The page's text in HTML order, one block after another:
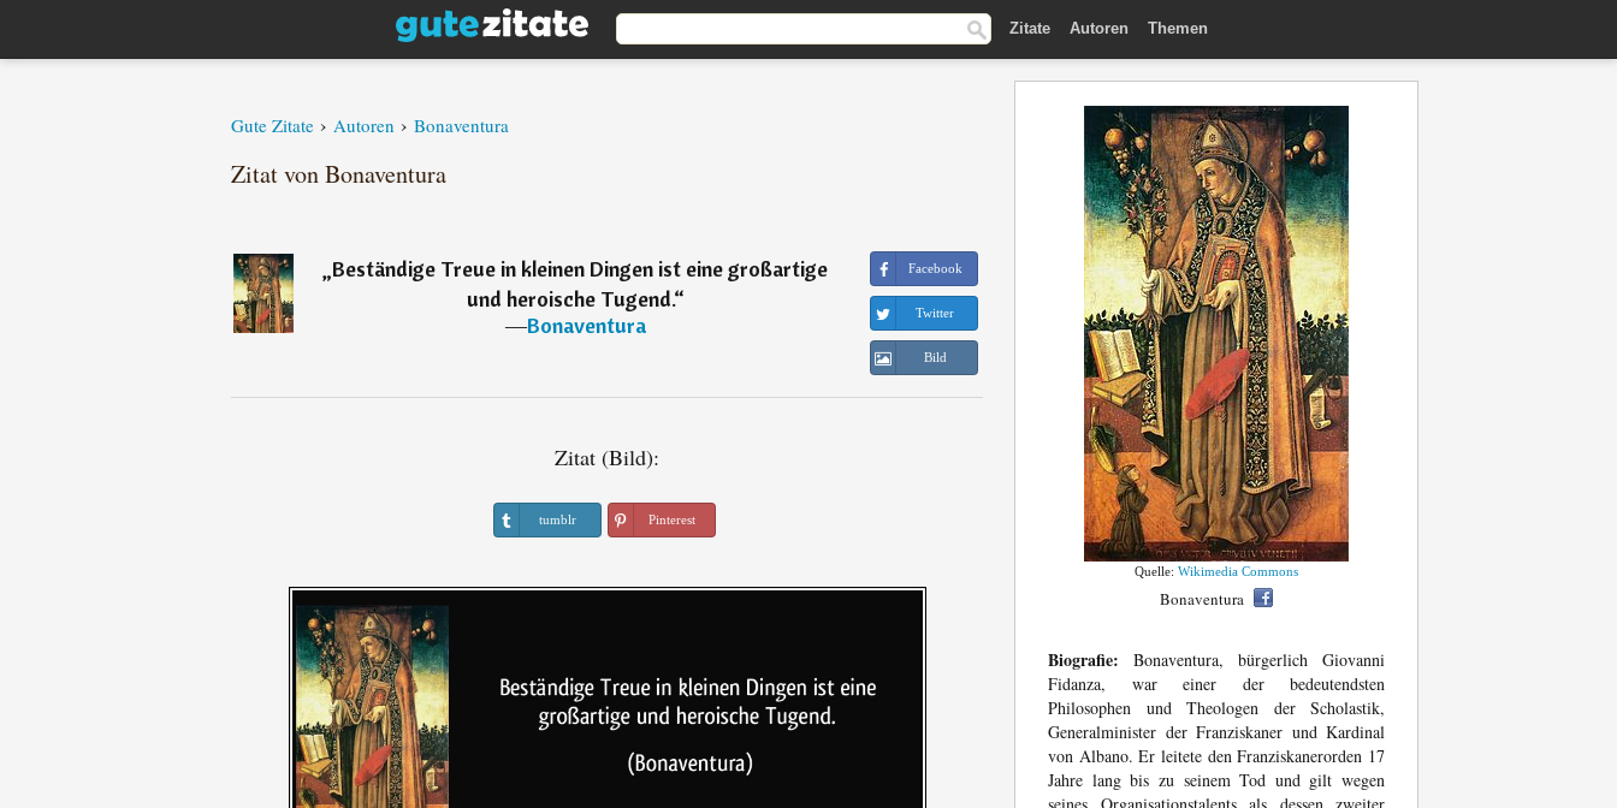
Zitate Autoren Themen
Gute Zitate › Autoren › Bonaventura
Zitat von Bonaventura
„Beständige Treue in kleinen Dingen ist eine großartige
und heroische Tugend.“
―Bonaventura
Facebook
Twitter
Bild
Zitat (Bild):
tumblr Pinterest
Quelle: Wikimedia Commons
Bonaventura
Biografie: Bonaventura, bürgerlich Giovanni
Fidanza, war einer der bedeutendsten
Philosophen und Theologen der Scholastik,
Generalminister der Franziskaner und Kardinal
von Albano. Er leitete den Franziskanerorden 17
Jahre lang bis zu seinem Tod und gilt wegen